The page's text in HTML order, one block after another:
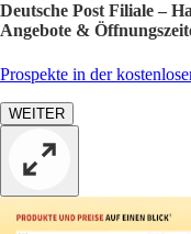
Deutsche Post Filiale –
Angebote &
Prospekte in der
WEITER